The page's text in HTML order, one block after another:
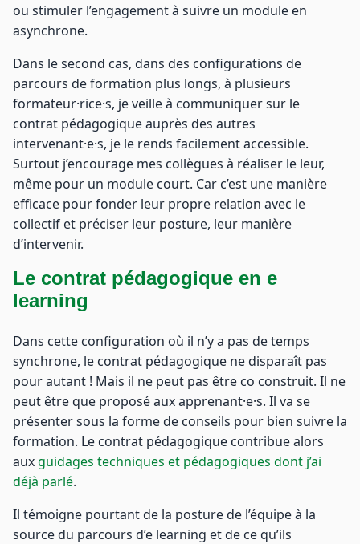
ou stimuler l’engagement à suivre un module en
asynchrone.
Dans le second cas, dans des configurations de
parcours de formation plus longs, à plusieurs
formateur·rice·s, je veille à communiquer sur le
contrat pédagogique auprès des autres
intervenant·e·s, je le rends facilement accessible.
Surtout j’encourage mes collègues à réaliser le leur,
même pour un module court. Car c’est une manière
efficace pour fonder leur propre relation avec le
collectif et préciser leur posture, leur manière
d’intervenir.
Le contrat pédagogique en e
learning
Dans cette configuration où il n’y a pas de temps
synchrone, le contrat pédagogique ne disparaît pas
pour autant ! Mais il ne peut pas être co construit. Il ne
peut être que proposé aux apprenant·e·s. Il va se
présenter sous la forme de conseils pour bien suivre la
formation. Le contrat pédagogique contribue alors
auxguidages techniques et pédagogiques dont j’ai
déjà parlé.
Il témoigne pourtant de la posture de l’équipe à la
source du parcours d’e learning et de ce qu’ils